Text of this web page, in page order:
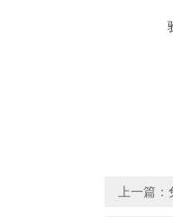
上一篇：